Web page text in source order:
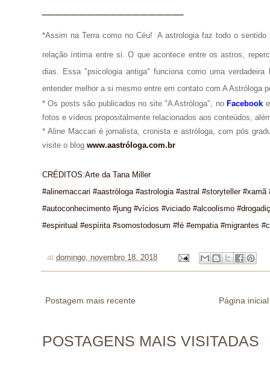
*Assim na Terra como no Céu! A astrologia faz todo o
relação íntima entre si. O que acontece entre os astros,
dias. Essa "psicologia antiga" funciona como uma
entender melhor a si mesmo entre em contato com A Astróloga
* Os posts são publicados no site "A Astróloga", no Facebook
fotos e vídeos propositalmente relacionados aos conteúdos,
* Aline Maccari é jornalista, cronista e astróloga, com pós
visite o blog www.aastróloga.com.br
CRÉDITOS:Arte da Tana Miller
#alinemaccari #aastróloga #astrologia #astral #storyteller
#autoconhecimento #jung #vícios #viciado #alcoolismo
#espiritual #espírita #somostodosum #fé #empatia #migrantes
at domingo, novembro 18, 2018
Postagem mais recente Página inicial
POSTAGENS MAIS VISITADAS